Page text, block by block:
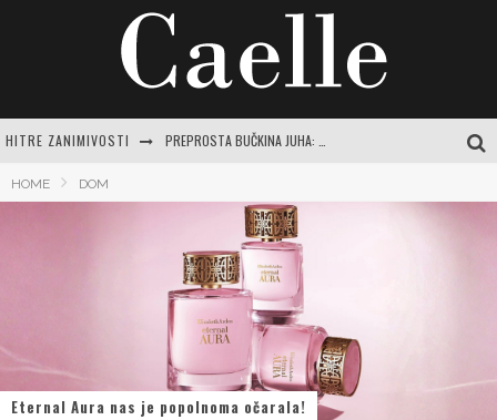
HITRE ZANIMIVOSTI
HOME DOM
Eternal Aura nas je popolnoma očarala!